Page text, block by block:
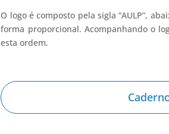
O logo é composto pela sigla “AULP”,
forma proporcional. Acompanhando o
esta ordem.